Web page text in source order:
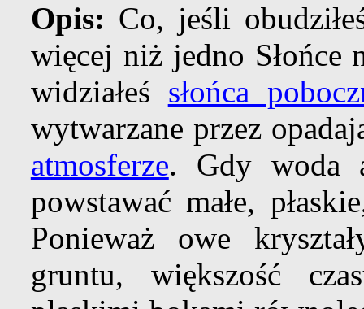
Opis: Co, jeśli
więcej niż jedno Słońce
widziałeś słońca
wytwarzane przez
atmosferze. Gdy woda
powstawać małe,
Ponieważ owe
gruntu, większość